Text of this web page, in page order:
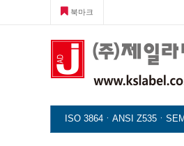
북마크
ISO 3864ㆍANSI Z535ㆍ